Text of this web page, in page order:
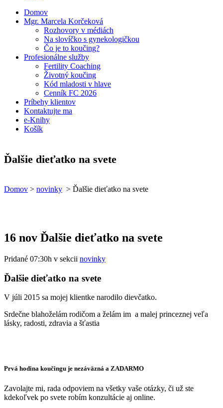
Domov
Mgr. Marcela Korčeková
Rozhovory v médiách
Na slovíčko s gynekologičkou
Čo je to koučing?
Profesionálne služby
Fertility Coaching
Životný koučing
Kód mladosti v hlave
Cenník FC 2026
Príbehy klientov
Kontaktujte ma
e-Knihy
Košík
Ďalšie dieťatko na svete
Domov > novinky > Ďalšie dieťatko na svete
16 nov Ďalšie dieťatko na svete
Pridané 07:30h v sekcii novinky
Ďalšie dieťatko na svete
V júli 2015 sa mojej klientke narodilo dievčatko.
Srdečne blahoželám rodičom a želám im a malej princeznej veľa
lásky, radosti, zdravia a šťastia
Prvá hodina koučingu je nezáväzná a ZADARMO
Zavolajte mi, rada odpoviem na všetky vaše otázky, či už ste
kdekoľvek po svete robím konzultácie aj online.